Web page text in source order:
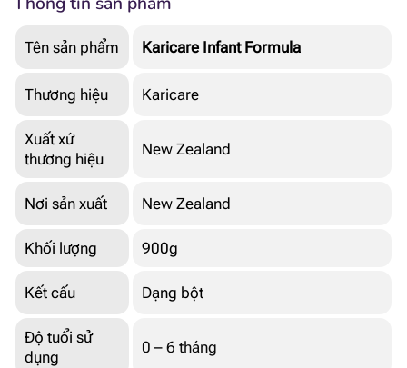
Tên sản phẩm Karicare Infant Formula
Thương hiệu Karicare
Xuất xứ
thương hiệu
New Zealand
Nơi sản xuất New Zealand
Khối lượng 900g
Kết cấu Dạng bột
Độ tuổi sử
dụng
0 – 6 tháng